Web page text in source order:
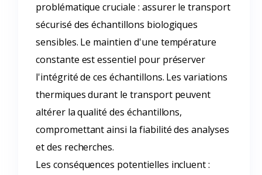
problématique cruciale : assurer le transport
sécurisé des échantillons biologiques
sensibles. Le maintien d'une température
constante est essentiel pour préserver
l'intégrité de ces échantillons. Les variations
thermiques durant le transport peuvent
altérer la qualité des échantillons,
compromettant ainsi la fiabilité des analyses
et des recherches.
Les conséquences potentielles incluent :